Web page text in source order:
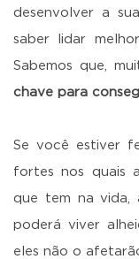
desenvolver a
saber lidar
Sabemos que,
chave para
Se você estiver
fortes nos quais
que tem na vida,
poderá viver
eles não o